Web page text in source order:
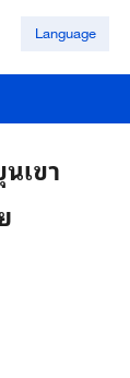
Language
เขา